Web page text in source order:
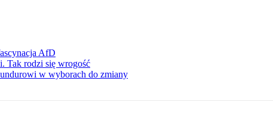
AfD
Tak rodzi się wrogość
w wyborach do zmiany